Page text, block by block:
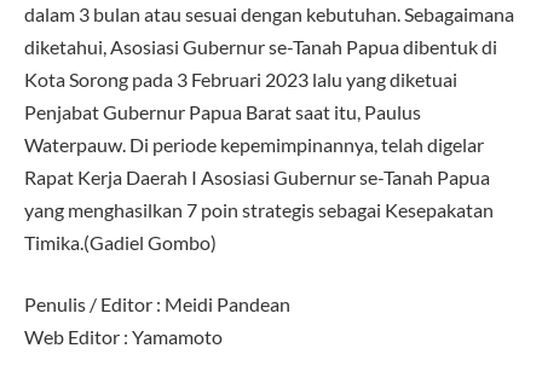
dalam 3 bulan atau sesuai dengan kebutuhan. Sebagaimana
diketahui, Asosiasi Gubernur se-Tanah Papua dibentuk di
Kota Sorong pada 3 Februari 2023 lalu yang diketuai
Penjabat Gubernur Papua Barat saat itu, Paulus
Waterpauw. Di periode kepemimpinannya, telah digelar
Rapat Kerja Daerah I Asosiasi Gubernur se-Tanah Papua
yang menghasilkan 7 poin strategis sebagai Kesepakatan
Timika.(Gadiel Gombo)
Penulis / Editor : Meidi Pandean
Web Editor : Yamamoto